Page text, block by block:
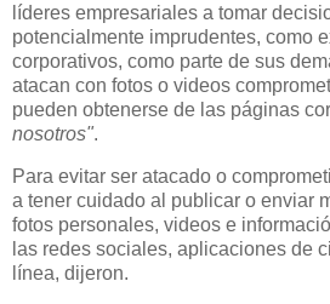
líderes empresariales a tomar
potencialmente imprudentes, como
corporativos, como parte de sus
atacan con fotos o videos
pueden obtenerse de las páginas
nosotros".
Para evitar ser atacado o
a tener cuidado al publicar o enviar
fotos personales, videos e
las redes sociales, aplicaciones de
línea, dijeron.